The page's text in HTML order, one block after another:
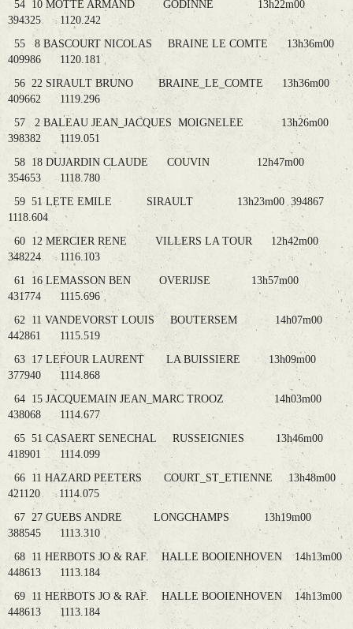
54 10 MOTTE ARMAND GODINNE 13h22m00
394325 1120.242
55 8 BASCOURT NICOLAS BRAINE LE COMTE 13h36m00
409986 1120.181
56 22 SIRAULT BRUNO BRAINE_LE_COMTE 13h36m00
409662 1119.296
57 2 BALEAU JEAN_JACQUES MOIGNELEE 13h26m00
398382 1119.051
58 18 DUJARDIN CLAUDE COUVIN 12h47m00
354653 1118.780
59 51 LETE EMILE SIRAULT 13h23m00 394867
1118.604
60 12 MERCIER RENE VILLERS LA TOUR 12h42m00
348224 1116.103
61 16 LEMASSON BEN OVERIJSE 13h57m00
431774 1115.696
62 11 VANDEVORST LOUIS BOUTERSEM 14h07m00
442861 1115.519
63 17 LEFOUR LAURENT LA BUISSIERE 13h09m00
377940 1114.868
64 15 JACQUEMAIN JEAN_MARC TROOZ 14h03m00
438068 1114.677
65 51 CASAERT SENECHAL RUSSEIGNIES 13h46m00
418901 1114.099
66 11 HAZARD PEETERS COURT_ST_ETIENNE 13h48m00
421120 1114.075
67 27 GUEBS ANDRE LONGCHAMPS 13h19m00
388545 1113.310
68 11 HERBOTS JO & RAF. HALLE BOOIENHOVEN 14h13m00
448613 1113.184
69 11 HERBOTS JO & RAF. HALLE BOOIENHOVEN 14h13m00
448613 1113.184